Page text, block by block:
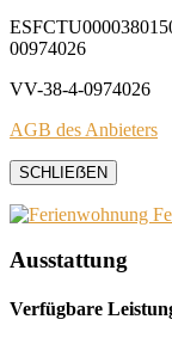
00974026
VV-38-4-0974026
AGB des Anbieters
SCHLIEẞEN
Ausstattung
Verfügbare